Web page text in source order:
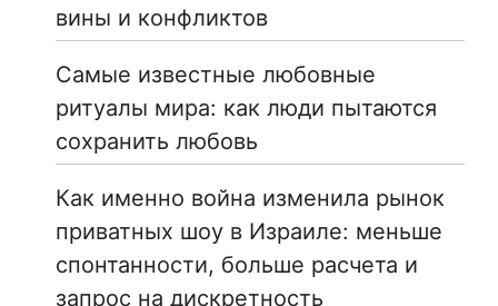
вины и конфликтов
Самые известные любовные
ритуалы мира: как люди пытаются
сохранить любовь
Как именно война изменила рынок
приватных шоу в Израиле: меньше
спонтанности, больше расчета и
запрос на дискретность